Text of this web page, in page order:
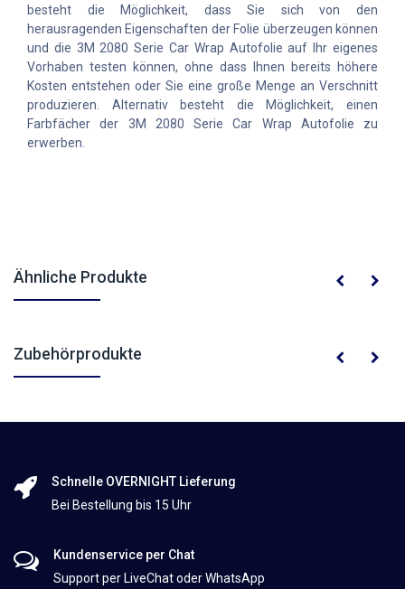
besteht die Möglichkeit, dass Sie sich von den
herausragenden Eigenschaften der Folie überzeugen können
und die 3M 2080 Serie Car Wrap Autofolie auf Ihr eigenes
Vorhaben testen können, ohne dass Ihnen bereits höhere
Kosten entstehen oder Sie eine große Menge an Verschnitt
produzieren. Alternativ besteht die Möglichkeit, einen
Farbfächer der 3M 2080 Serie Car Wrap Autofolie zu
erwerben.
Ähnliche Produkte
Zubehörprodukte
Schnelle OVERNIGHT Lieferung
Bei Bestellung bis 15 Uhr
Kundenservice per Chat
Support per LiveChat oder WhatsApp